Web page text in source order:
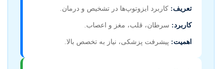
تعریف: کاربرد ایزوتوپ‌ها در تشخیص و درمان.
کاربرد: سرطان، قلب، مغز و اعصاب.
اهمیت: پیشرفت پزشکی، نیاز به تخصص بالا.